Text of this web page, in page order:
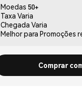
Moedas 50+
Taxa Varia
Chegada Varia
Melhor para Promoções
Comprar